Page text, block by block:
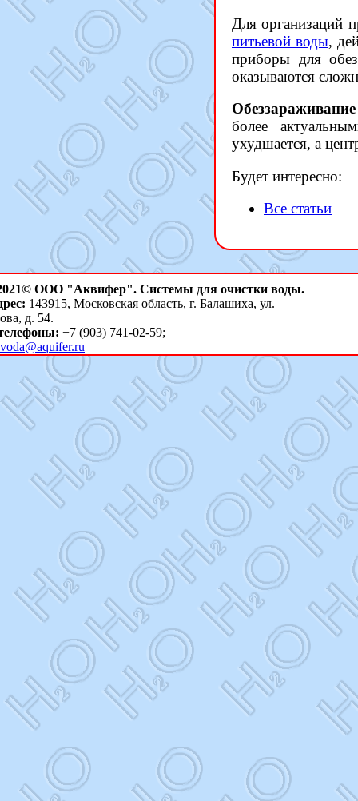
Для организаций
питьевой воды,
приборы для
оказываются
более
ухудшается, а
Будет интересно:
Все статьи
ООО "Аквифер". Системы для очистки воды.
143915, Московская область, г. Балашиха, ул.
д. 54.
+7 (903) 741-02-59;
voda@aquifer.ru